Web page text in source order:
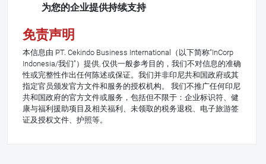
为您的企业提供持续支持
免责声明
本信息由 PT. Cekindo Business International（以下简称“InCorp
Indonesia/我们”）提供, 仅供一般参考目的，我们不对信息的准确
性或完整性作出任何陈述或保证。我们并非印尼共和国政府或其
指定官员颁发官方文件和服务的授权机构。 我们不推广任何印尼
共和国政府的官方文件或服务，包括但不限于：企业标识符、健
康与福利援助项目及相关福利、未领取的税务退税、电子旅游签
证及授权文件、护照等。